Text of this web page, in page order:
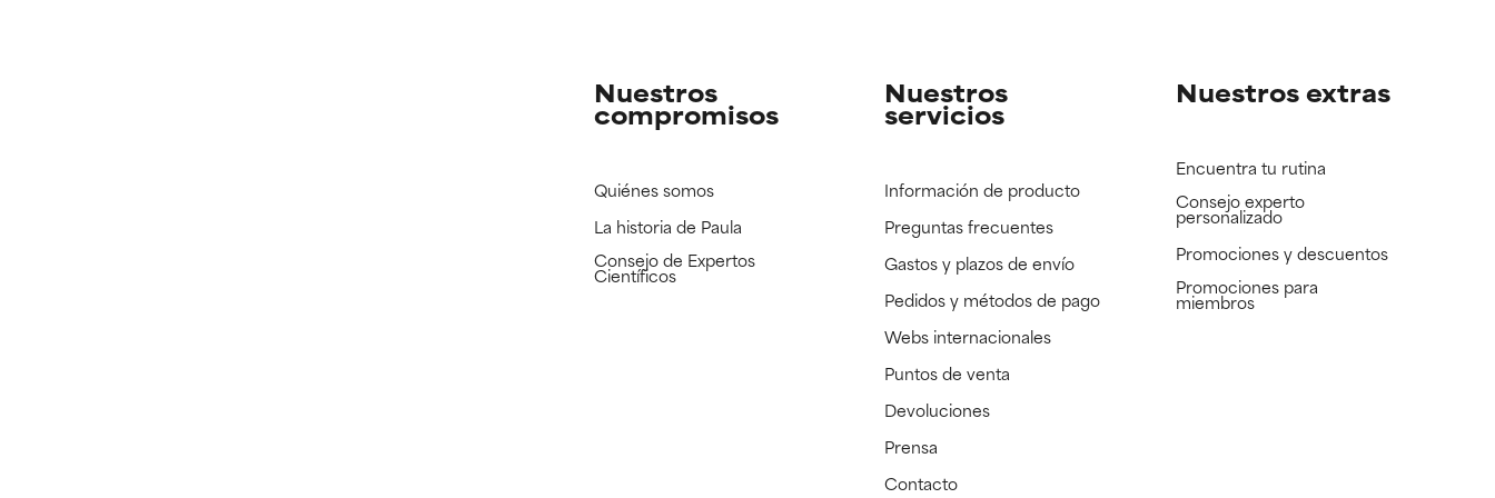
Nuestros
compromisos
Quiénes somos
La historia de Paula
Consejo de Expertos
Científicos
Nuestros
servicios
Información de producto
Preguntas frecuentes
Gastos y plazos de envío
Pedidos y métodos de pago
Webs internacionales
Puntos de venta
Devoluciones
Prensa
Contacto
Nuestros extras
Encuentra tu rutina
Consejo experto
personalizado
Promociones y descuentos​
Promociones para
miembros